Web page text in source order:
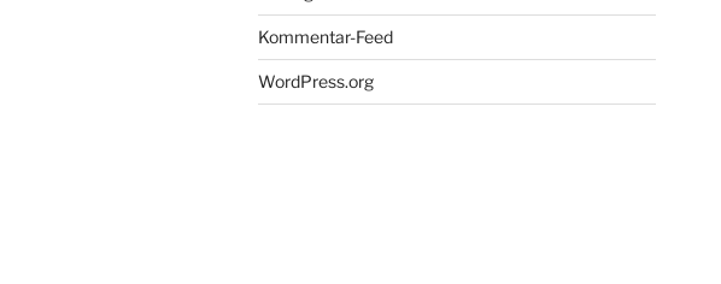
Kommentar-Feed
WordPress.org